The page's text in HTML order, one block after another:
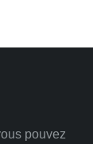
pouvez